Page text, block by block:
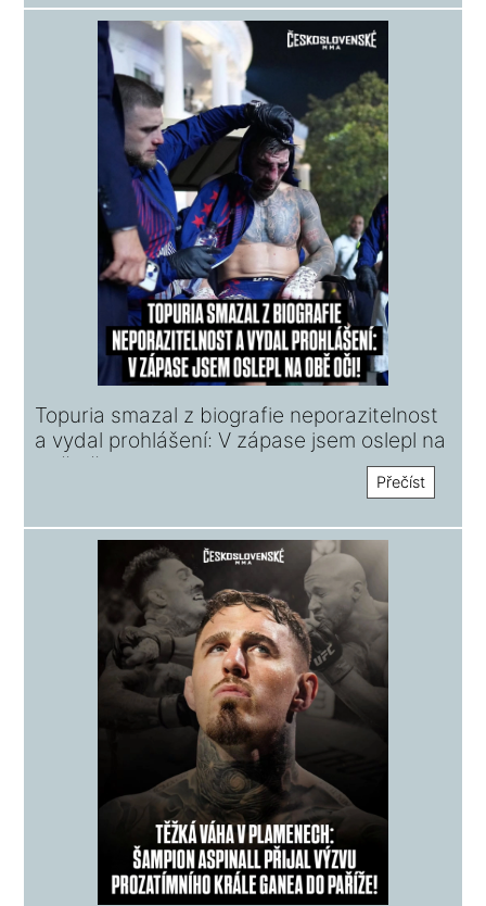
Topuria smazal z biografie neporazitelnost
a vydal prohlášení: V zápase jsem oslepl na
obě oči!
Přečíst